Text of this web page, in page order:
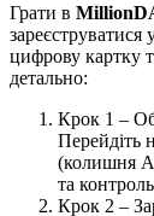
Грати в
зареєструватися
цифрову картку
детально:
Крок 1 –
Перейдіть
(колишня
та
Крок 2 –